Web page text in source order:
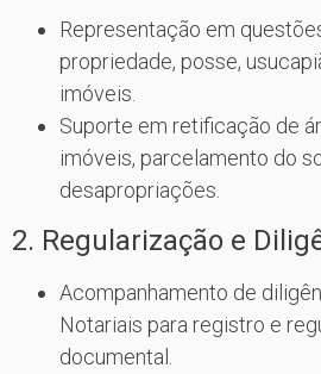
Representação em
propriedade, posse,
imóveis.
Suporte em retificação de
imóveis, parcelamento do
desapropriações.
2. Regularização e
Acompanhamento de
Notariais para registro e
documental.